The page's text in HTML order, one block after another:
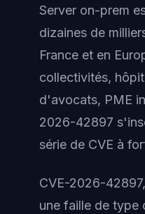
Server on-prem
dizaines de
France et en
collectivités,
d'avocats, PME
2026-42897
série de CVE à
CVE-2026-
une faille de type